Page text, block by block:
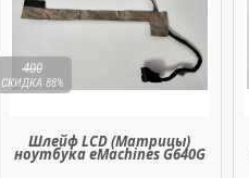
Шлейф LCD (Матрицы)
ноутбука eMachines G640G
400
СКИДКА 88%